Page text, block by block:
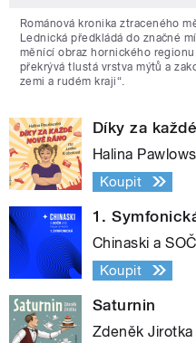
Románová kronika ztraceného
Lednická předkládá do značné
měnící obraz hornického
překrývá tlustá vrstva mýtů a
zemi a rudém kraji“.
Díky za
Halina
Koupit
1.
Chinaski a
Koupit
Saturnin
Zdeněk Jirotka